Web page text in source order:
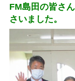
FM島田の皆さ
さいました。